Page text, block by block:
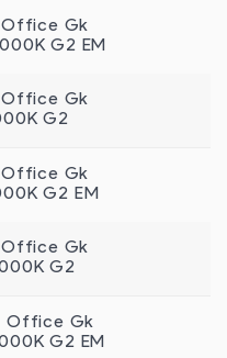
Office Gk
G2 EM
Office Gk
G2
Office Gk
G2 EM
Office Gk
G2
Office Gk
G2 EM